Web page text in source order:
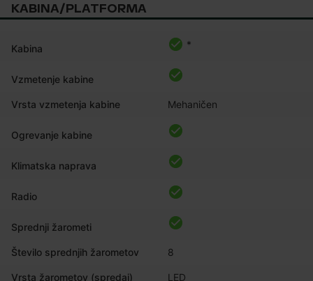
KABINA/PLATFORMA
Kabina *
Vzmetenje kabine
Vrsta vzmetenja kabine Mehaničen
Ogrevanje kabine
Klimatska naprava
Radio
Sprednji žarometi
Število sprednjih žarometov 8
Vrsta žarometov (spredaj) LED